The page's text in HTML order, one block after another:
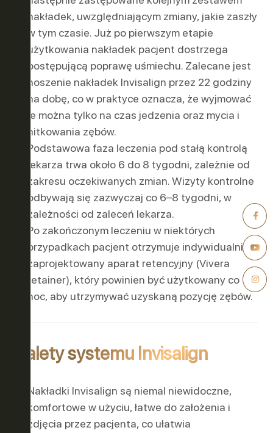
nakładek, uwzględniającym zmiany, jakie zaszły
w tym czasie. Już po pierwszym etapie
użytkowania nakładek pacjent dostrzega
postępującą poprawę uśmiechu. Zalecane jest
noszenie nakładek Invisalign przez 22 godziny
na dobę, co w praktyce oznacza, że wyjmować
je można tylko na czas jedzenia oraz mycia i
nitkowania zębów.
Podstawowa faza leczenia pod stałą kontrolą
lekarza trwa około 6 do 8 tygodni, zależnie od
zakresu oczekiwanych zmian. Wizyty kontrolne
odbywają się zazwyczaj co 6–8 tygodni, w
zależności od zaleceń lekarza.
Po zakończonym leczeniu w niektórych
przypadkach pacjent otrzymuje indywidualnie
zaprojektowany aparat retencyjny (Vivera
retainer), który powinien być użytkowany co
noc, aby utrzymywać uzyskaną pozycję zębów.
Zalety systemu Invisalign
Nakładki Invisalign są niemal niewidoczne,
komfortowe w użyciu, łatwe do założenia i
zdjęcia przez pacjenta, co ułatwia